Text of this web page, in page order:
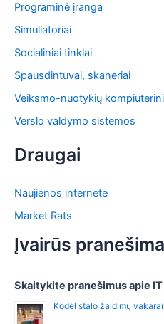
Programinė įranga
Simuliatoriai
Socialiniai tinklai
Spausdintuvai, skaneriai
Veiksmo-nuotykių
Verslo valdymo sistemos
Draugai
Naujienos internete
Market Rats
Įvairūs
Skaitykite pranešimus apie
Kodėl stalo žaidimų